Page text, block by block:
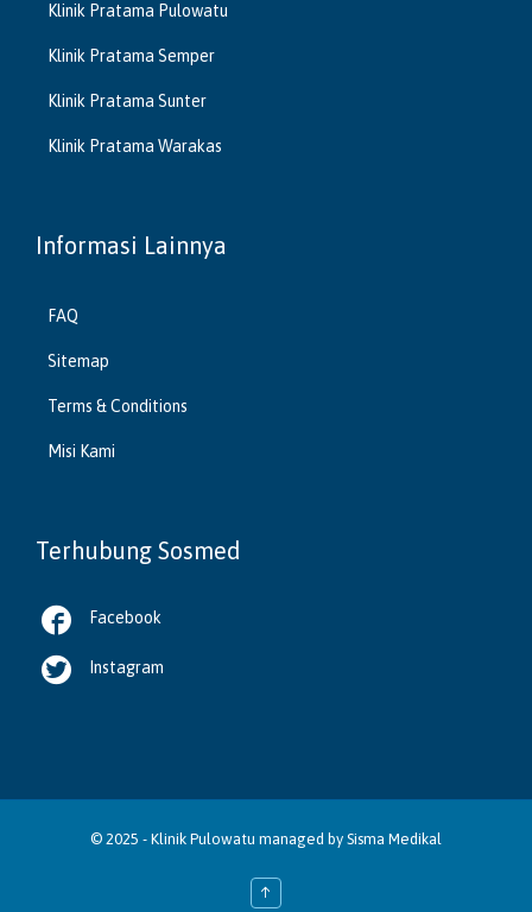
Klinik Pratama Pulowatu
Klinik Pratama Semper
Klinik Pratama Sunter
Klinik Pratama Warakas
Informasi Lainnya
FAQ
Sitemap
Terms & Conditions
Misi Kami
Terhubung Sosmed
 Facebook
 Instagram
© 2025 - Klinik Pulowatu managed by Sisma Medikal
↑